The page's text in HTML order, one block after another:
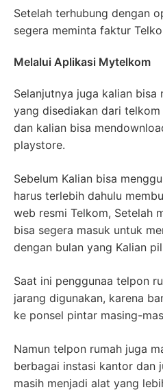
Setelah terhubung dengan
segera meminta faktur
Melalui Aplikasi Mytelkom
Selanjutnya juga kalian bisa
yang disediakan dari
dan kalian bisa
playstore.
Sebelum Kalian bisa
harus terlebih dahulu
web resmi Telkom, Setelah
bisa segera masuk untuk
dengan bulan yang Kalian
Saat ini penggunaa telpon
jarang digunakan, karena
ke ponsel pintar masing-
Namun telpon rumah juga
berbagai instasi kantor dan
masih menjadi alat yang